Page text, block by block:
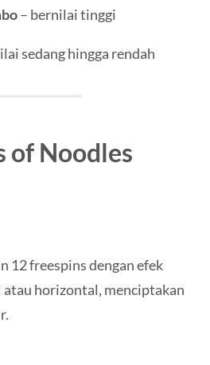
– bernilai tinggi
sedang hingga rendah
of Noodles
12 freespins dengan efek
horizontal, menciptakan